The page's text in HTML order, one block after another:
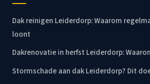
Dak reinigen Leiderdorp: Waarom
loont
Dakrenovatie in herfst Leiderdorp:
Stormschade aan dak Leiderdorp? Dit